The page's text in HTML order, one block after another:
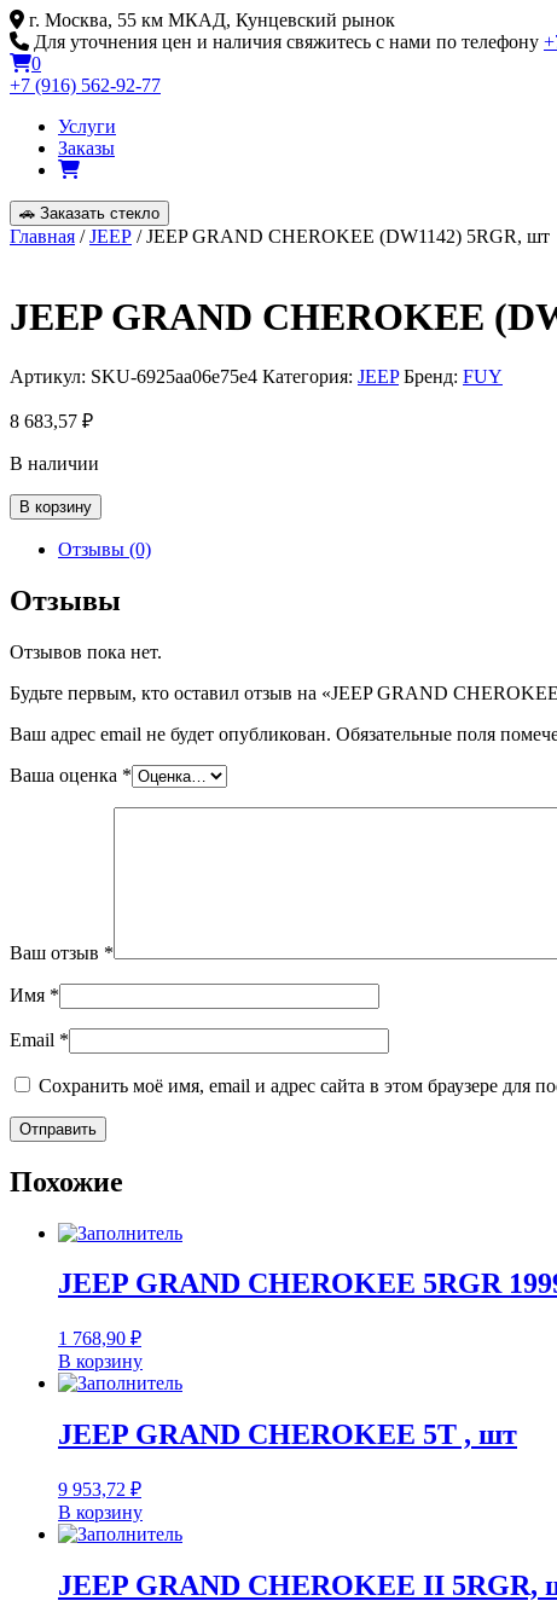
Skip
to
content
г. Москва, 55 км МКАД, Кунцевский рынок
Для уточнения цен и наличия свяжитесь с нами по телефону
0
+7 (916) 562-92-77
Услуги
Заказы
🚗 Заказать стекло
Главная /JEEP / JEEP GRAND CHEROKEE (DW1142) 5RGR, шт
JEEP GRAND CHEROKEE
Артикул: SKU-6925aa06e75e4 Категория: JEEP Бренд: FUY
8 683,57 ₽
В наличии
Количество
товара
JEEP
CHEROKEE
(DW1142)
шт
В корзину
Отзывы (0)
Отзывы
Отзывов пока нет.
Будьте первым, кто оставил отзыв на «JEEP GRAND
Ваш адрес email не будет опубликован. Обязательные поля
Ваша оценка *
Ваш отзыв *
Имя *
Email *
Сохранить моё имя, email и адрес сайта в этом браузере для
Похожие
JEEP GRAND CHEROKEE 5RGR
1 768,90 ₽
В корзину
JEEP GRAND CHEROKEE 5T , шт
9 953,72 ₽
В корзину
JEEP GRAND CHEROKEE II 5RGR,